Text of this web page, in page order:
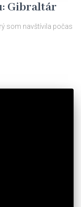
Gibraltár
som navštívila počas